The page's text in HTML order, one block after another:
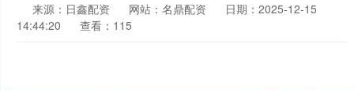
来源：日鑫配资 网站：名鼎配资
日期：2025-12-15
14:44:20
查看：115